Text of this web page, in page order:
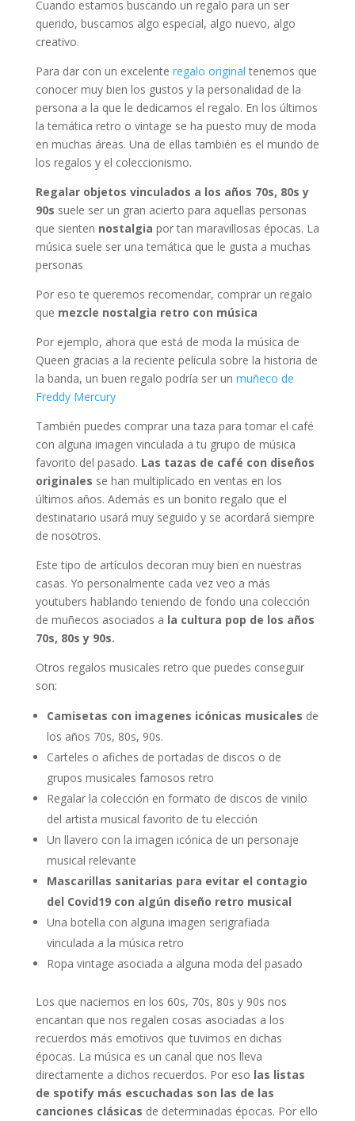
Cuando estamos buscando un regalo para un ser
querido, buscamos algo especial, algo nuevo, algo
creativo.
Para dar con un excelente regalo original tenemos que
conocer muy bien los gustos y la personalidad de la
persona a la que le dedicamos el regalo. En los últimos
la temática retro o vintage se ha puesto muy de moda
en muchas áreas. Una de ellas también es el mundo de
los regalos y el coleccionismo.
Regalar objetos vinculados a los años 70s, 80s y
90s suele ser un gran acierto para aquellas personas
que sienten nostalgia por tan maravillosas épocas. La
música suele ser una temática que le gusta a muchas
personas
Por eso te queremos recomendar, comprar un regalo
que mezcle nostalgia retro con música
Por ejemplo, ahora que está de moda la música de
Queen gracias a la reciente película sobre la historia de
la banda, un buen regalo podría ser un muñeco de
Freddy Mercury
También puedes comprar una taza para tomar el café
con alguna imagen vinculada a tu grupo de música
favorito del pasado. Las tazas de café con diseños
originales se han multiplicado en ventas en los
últimos años. Además es un bonito regalo que el
destinatario usará muy seguido y se acordará siempre
de nosotros.
Este tipo de artículos decoran muy bien en nuestras
casas. Yo personalmente cada vez veo a más
youtubers hablando teniendo de fondo una colección
de muñecos asociados a la cultura pop de los años
70s, 80s y 90s.
Otros regalos musicales retro que puedes conseguir
son:
Camisetas con imagenes icónicas musicales de
los años 70s, 80s, 90s.
Carteles o afiches de portadas de discos o de
grupos musicales famosos retro
Regalar la colección en formato de discos de vinilo
del artista musical favorito de tu elección
Un llavero con la imagen icónica de un personaje
musical relevante
Mascarillas sanitarias para evitar el contagio
del Covid19 con algún diseño retro musical
Una botella con alguna imagen serigrafiada
vinculada a la música retro
Ropa vintage asociada a alguna moda del pasado
Los que naciemos en los 60s, 70s, 80s y 90s nos
encantan que nos regalen cosas asociadas a los
recuerdos más emotivos que tuvimos en dichas
épocas. La música es un canal que nos lleva
directamente a dichos recuerdos. Por eso las listas
de spotify más escuchadas son las de las
canciones clásicas de determinadas épocas. Por ello